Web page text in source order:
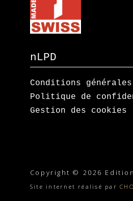
nLPD
Conditions
Politique de
Gestion des cookies
Copyright © 2026
Site internet réalisé par